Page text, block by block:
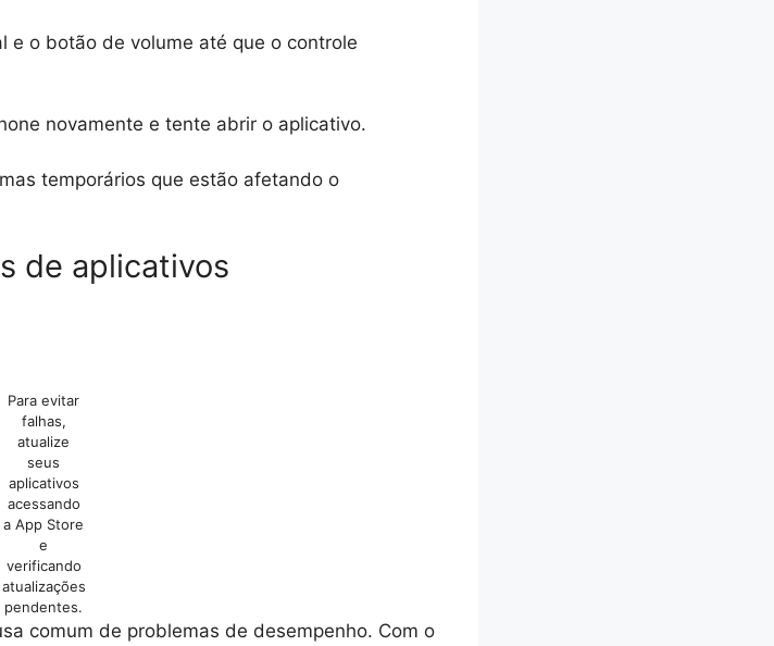
e o botão de volume até que o controle
novamente e tente abrir o aplicativo.
temporários que estão afetando o
de aplicativos
Para evitar
falhas,
atualize
seus
aplicativos
acessando
a App Store
e
verificando
atualizações
pendentes.
comum de problemas de desempenho. Com o